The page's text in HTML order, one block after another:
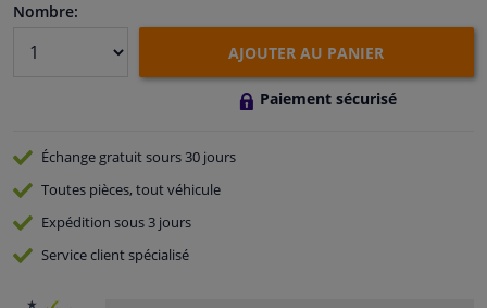
Promotions et réductions
Nombre:
AJOUTER AU PANIER
Paiement sécurisé
Échange gratuitsours 30 jours
Toutes pièces, tout véhicule
Expédition sous 3 jours
Serviceclient spécialisé